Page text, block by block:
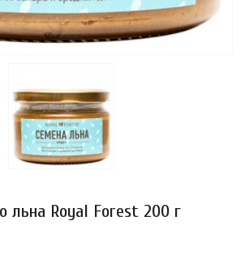
льна Royal Forest 200 г